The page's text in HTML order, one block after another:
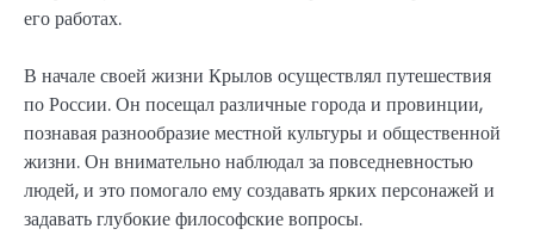
его работах.
В начале своей жизни Крылов осуществлял путешествия
по России. Он посещал различные города и провинции,
познавая разнообразие местной культуры и общественной
жизни. Он внимательно наблюдал за повседневностью
людей, и это помогало ему создавать ярких персонажей и
задавать глубокие философские вопросы.